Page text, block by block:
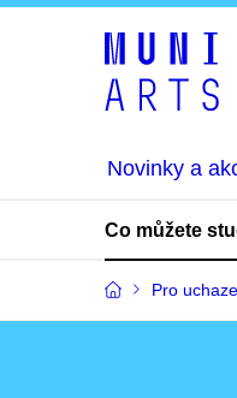
Novinky a
Co můžete
Pro